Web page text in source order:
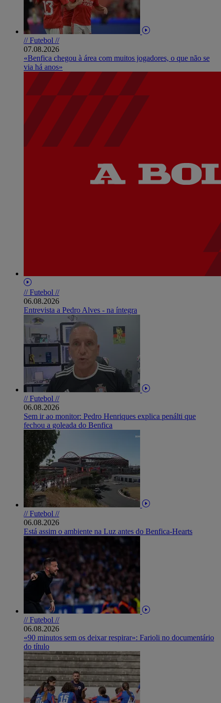
// Futebol //
07.08.2026
«Benfica chegou à área com muitos jogadores, o que não se
via há anos»
// Futebol //
06.08.2026
Entrevista a Pedro Alves - na íntegra
// Futebol //
06.08.2026
Sem ir ao monitor: Pedro Henriques explica penálti que
fechou a goleada do Benfica
// Futebol //
06.08.2026
Está assim o ambiente na Luz antes do Benfica-Hearts
// Futebol //
06.08.2026
«90 minutos sem os deixar respirar»: Farioli no documentário
do título